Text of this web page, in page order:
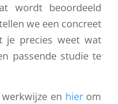
wordt beoordeeld
we een concreet
je precies weet wat
passende studie te
en hierom